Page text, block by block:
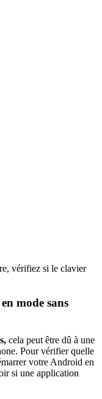
vérifiez si le clavier
mode sans
cela peut être dû à une
Pour vérifier quelle
votre Android en
si une application